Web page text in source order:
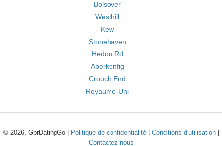
Bolsover
Westhill
Kew
Stonehaven
Hedon Rd
Aberkenfig
Crouch End
Royaume-Uni
© 2026, GbrDatingGo | Politique de confidentialité| Conditions d'utilisation|
Contactez-nous